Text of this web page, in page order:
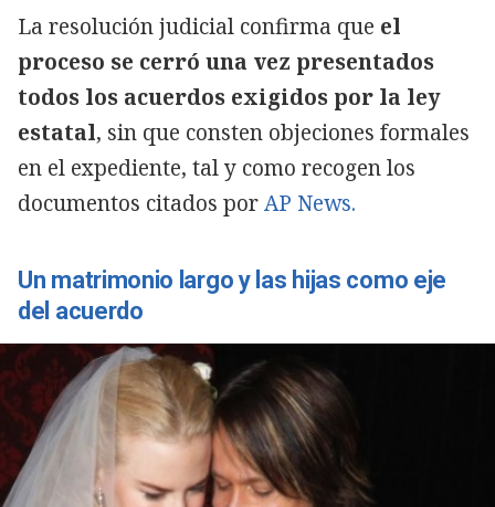
La resolución judicial confirma que el
proceso se cerró una vez presentados
todos los acuerdos exigidos por la ley
estatal, sin que consten objeciones formales
en el expediente, tal y como recogen los
documentos citados porAP News.
Un matrimonio largo y las hijas como eje
del acuerdo